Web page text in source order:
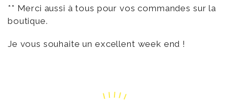
** Merci aussi à tous pour vos commandes sur la
boutique.
Je vous souhaite un excellent week end !